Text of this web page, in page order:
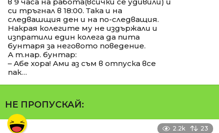
си тръгнал в 18:00. Така и на
следвашщия ден и на по-следващия.
Накрая колегите му не издържали и
изпратили един колега да пита
бунтаря за неговото поведение.
А т.нар. бунтар:
– Абе хора! Ами аз съм в отпуска все
пак…
НЕ ПРОПУСКАЙ:
2.2k 23